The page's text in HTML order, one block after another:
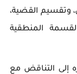
وتقسيم القضية،
المنطقية
إلى التناقض مع